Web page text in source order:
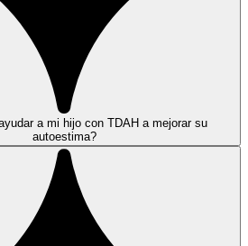
a mi hijo con TDAH a mejorar su
autoestima?